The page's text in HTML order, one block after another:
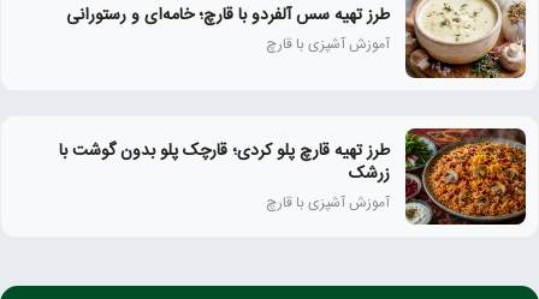
طرز تهیه سس آلفردو با قارچ؛ خامه‌ای و رستورانی
آموزش آشپزی با قارچ
طرز تهیه قارچ پلو کردی؛ قارچک پلو بدون گوشت با
زرشک
آموزش آشپزی با قارچ